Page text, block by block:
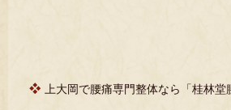
上大岡で腰痛専門整体なら「桂林